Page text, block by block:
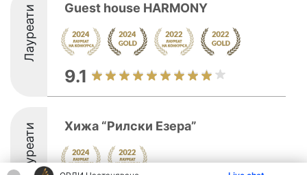
Лауреати Guest house HARMONY
9.1
Лауреати Хижа “Рилски Езера”